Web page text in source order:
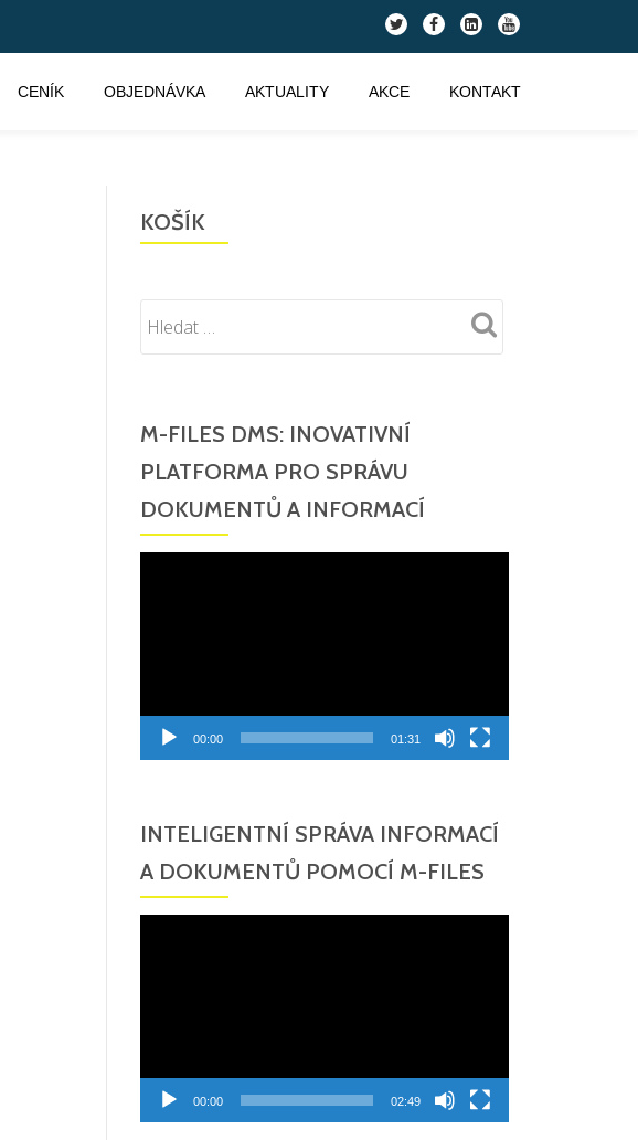
fa-
twitter
fa-
facebook
fa-
linkedin-
square
fa-
youtube
CENÍK OBJEDNÁVKA AKTUALITY AKCE KONTAKT
KOŠÍK
M-FILES DMS: INOVATIVNÍ
PLATFORMA PRO SPRÁVU
DOKUMENTŮ A INFORMACÍ
00:00 01:31
INTELIGENTNÍ SPRÁVA INFORMACÍ
A DOKUMENTŮ POMOCÍ M-FILES
00:00 02:49